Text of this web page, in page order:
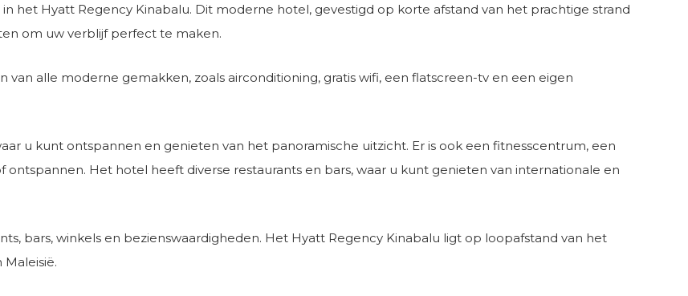
het Hyatt Regency Kinabalu. Dit moderne hotel, gevestigd op korte afstand van het prachtige strand
om uw verblijf perfect te maken.
van alle moderne gemakken, zoals airconditioning, gratis wifi, een flatscreen-tv en een eigen
u kunt ontspannen en genieten van het panoramische uitzicht. Er is ook een fitnesscentrum, een
Het hotel heeft diverse restaurants en bars, waar u kunt genieten van internationale en
bars, winkels en bezienswaardigheden. Het Hyatt Regency Kinabalu ligt op loopafstand van het